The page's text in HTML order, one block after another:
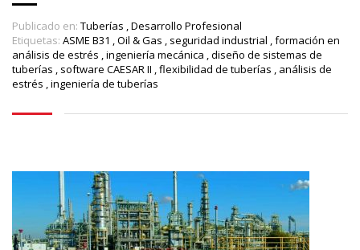
Publicado en: Tuberías ,Desarrollo Profesional
Etiquetas: ASME B31 ,Oil & Gas , seguridad industrial ,formación en
análisis de estrés ,ingeniería mecánica ,diseño de sistemas de
tuberías , software CAESAR II ,flexibilidad de tuberías , análisis de
estrés ,ingeniería de tuberías